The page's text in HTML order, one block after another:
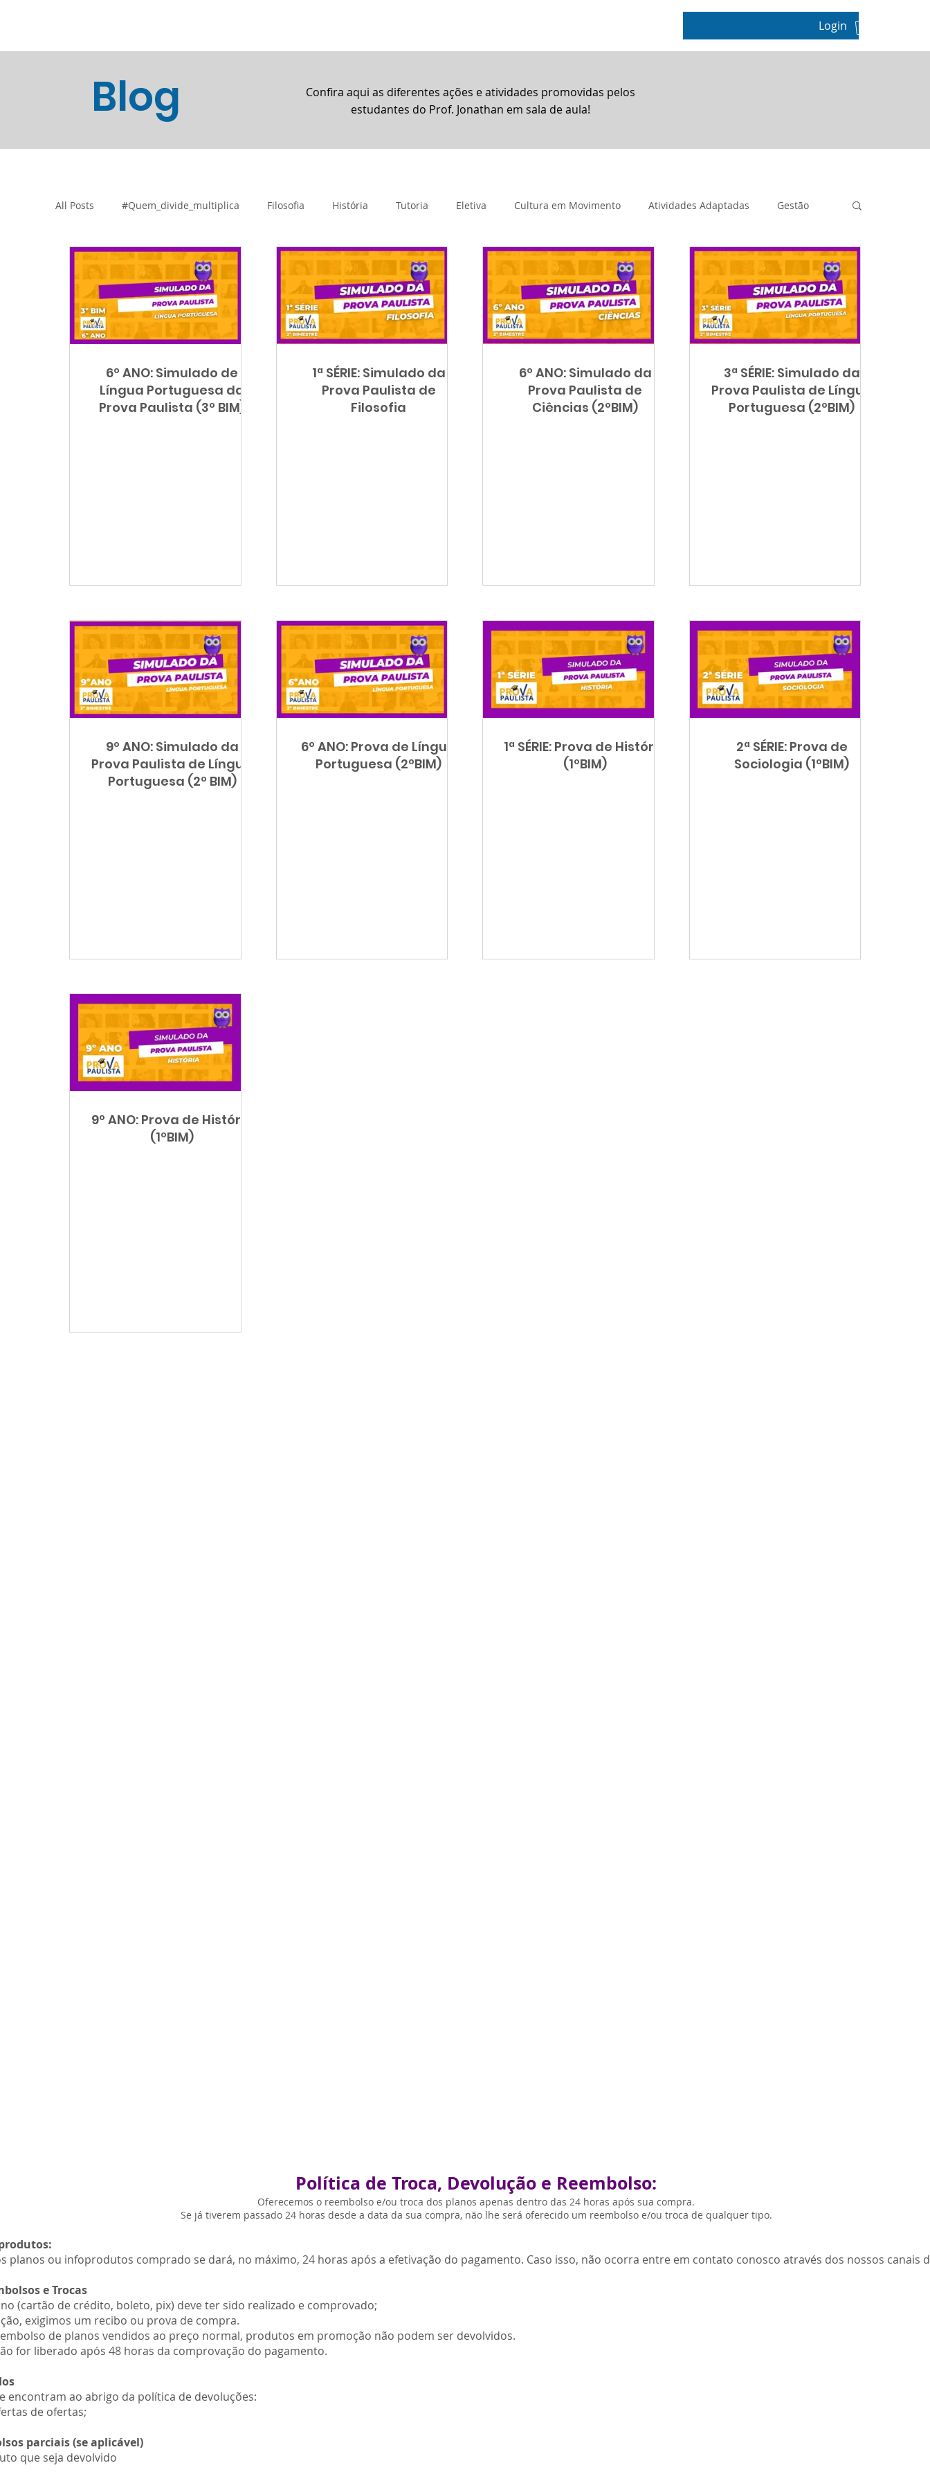
Login
Blog
Confira aqui as diferentes ações e atividades promovidas pelos
estudantes do Prof. Jonathan em sala de aula!
All Posts #Quem_divide_multiplica Filosofia História Tutoria Eletiva Cultura em Movimento Atividades Adaptadas Gestão
Tecnologia e Inovação Atividades de Acolhimento Projeto de Vida Resoluções Geografia Metodologias Ativas
Orientação de Estudos Prova Paulista SARESP Orientação Técnica Prova Paulista Processo Seletivo Planejamento
Sala de Leitura Língua Portuguesa Ciências Matemática Sociologia SAEB Avaliação Diagnóstica
6º ANO: Simulado de
Língua Portuguesa da
Prova Paulista (3º BIM)
1ª SÉRIE: Simulado da
Prova Paulista de
Filosofia
6º ANO: Simulado da
Prova Paulista de
Ciências (2ºBIM)
3ª SÉRIE: Simulado da
Prova Paulista de Língua
Portuguesa (2ºBIM)
9º ANO: Simulado da
Prova Paulista de Língua
Portuguesa (2º BIM)
6º ANO: Prova de Língua
Portuguesa (2ºBIM)
1ª SÉRIE: Prova de História
(1ºBIM)
2ª SÉRIE: Prova de
Sociologia (1ºBIM)
9º ANO: Prova de História
(1ºBIM)
Política de Troca, Devolução e Reembolso:
Oferecemos o reembolso e/ou troca dos planos apenas dentro das 24 horas após sua compra.
Se já tiverem passado 24 horas desde a data da sua compra, não lhe será oferecido um reembolso e/ou troca de qualquer tipo.
planos ou infoprodutos comprado se dará, no máximo, 24 horas após a efetivação do pagamento. Caso isso, não ocorra entre em contato conosco através dos nossos canais
e Trocas
(cartão de crédito, boleto, pix) deve ter sido realizado e comprovado;
exigimos um recibo ou prova de compra.
de planos vendidos ao preço normal, produtos em promoção não podem ser devolvidos.
for liberado após 48 horas da comprovação do pagamento.
encontram ao abrigo da política de devoluções:
de ofertas;
parciais (se aplicável)
que seja devolvido